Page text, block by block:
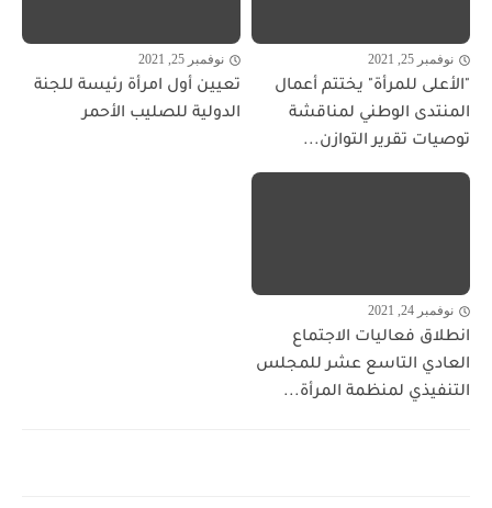
نوفمبر 25, 2021
"الأعلى للمرأة" يختتم أعمال
المنتدى الوطني لمناقشة
توصيات تقرير التوازن...
نوفمبر 25, 2021
تعيين أول امرأة رئيسة للجنة
الدولية للصليب الأحمر
نوفمبر 24, 2021
انطلاق فعاليات الاجتماع
العادي التاسع عشر للمجلس
التنفيذي لمنظمة المرأة...